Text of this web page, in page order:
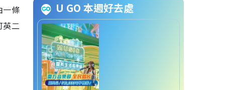
一條
英二
U GO 本週好去處